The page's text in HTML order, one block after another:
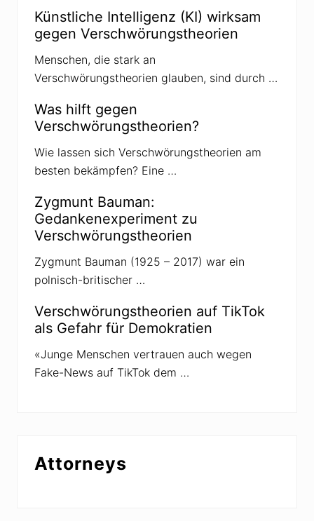
s
t
h
o
i
n
g
e
e
n
P
i
o
-
I
p
f
u
g
Künstliche Intelligenz (KI) wirksam
gegen Verschwörungstheorien
Menschen, die stark an
Verschwörungstheorien glauben, sind durch …
Was hilft gegen
Verschwörungstheorien?
Wie lassen sich Verschwörungstheorien am
besten bekämpfen? Eine …
Zygmunt Bauman:
Gedankenexperiment zu
Verschwörungstheorien
Zygmunt Bauman (1925 – 2017) war ein
polnisch-britischer …
Verschwörungstheorien auf TikTok
als Gefahr für Demokratien
«Junge Menschen vertrauen auch wegen
Fake-News auf TikTok dem …
Attorneys